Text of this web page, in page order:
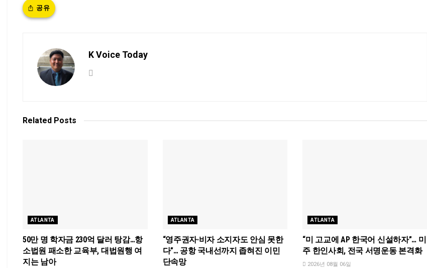
공유
K Voice Today
Related Posts
ATLANTA
50만 명 학자금 230억 달러 탕감…항
소법원 패소한 교육부, 대법원행 여
지는 남아
ATLANTA
“영주권자·비자 소지자도 안심 못한
다”… 공항 국내선까지 좁혀진 이민
단속망
ATLANTA
“미 고교에 AP 한국어 신설하자”… 미
주 한인사회, 전국 서명운동 본격화
2026년 08월 06일